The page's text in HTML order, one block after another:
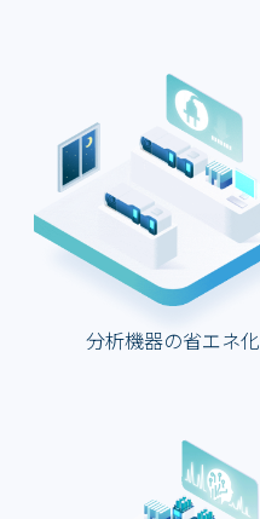
分析機器の省エネ化